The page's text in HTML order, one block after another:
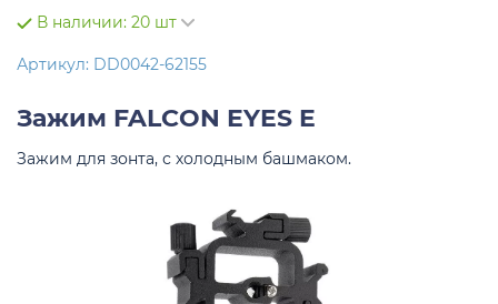
В наличии: 20 шт
Артикул: DD0042-62155
Зажим FALCON EYES E
Зажим для зонта, с холодным башмаком.